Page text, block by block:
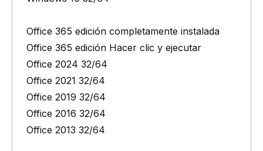
Office 365 edición completamente instalada
Office 365 edición Hacer clic y ejecutar
Office 2024 32/64
Office 2021 32/64
Office 2019 32/64
Office 2016 32/64
Office 2013 32/64